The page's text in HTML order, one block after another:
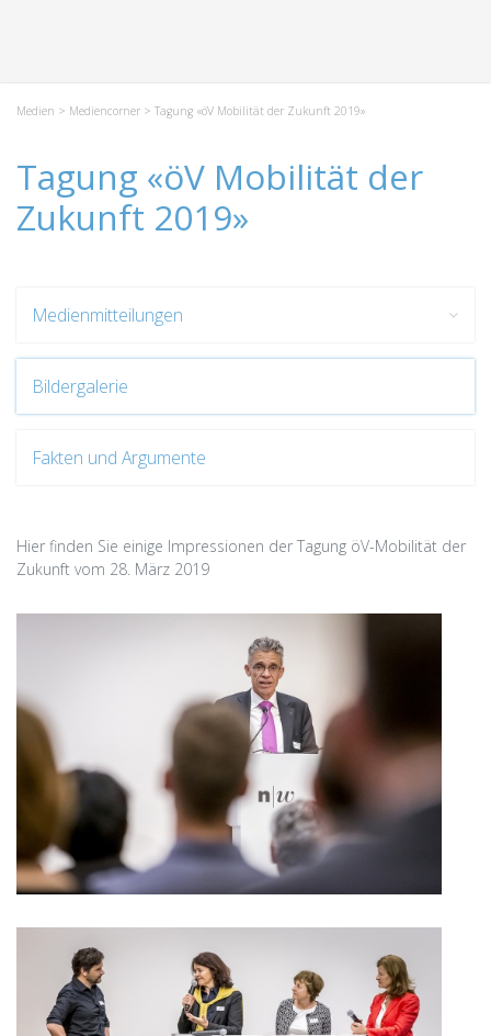
Medien > Mediencorner > Tagung «öV Mobilität der Zukunft 2019»
Tagung «öV Mobilität der
Zukunft 2019»
Medienmitteilungen
Bildergalerie
Fakten und Argumente
Hier finden Sie einige Impressionen der Tagung öV-Mobilität der
Zukunft vom 28. März 2019